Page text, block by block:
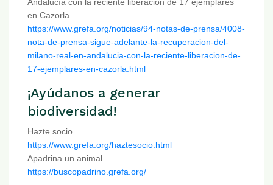
en Cazorla
https://www.grefa.org/noticias/94-notas-de-prensa/4008-
nota-de-prensa-sigue-adelante-la-recuperacion-del-
milano-real-en-andalucia-con-la-reciente-liberacion-de-
17-ejemplares-en-cazorla.html
¡Ayúdanos a generar
biodiversidad!
Hazte socio
https://www.grefa.org/haztesocio.html
Apadrina un animal
https://buscopadrino.grefa.org/